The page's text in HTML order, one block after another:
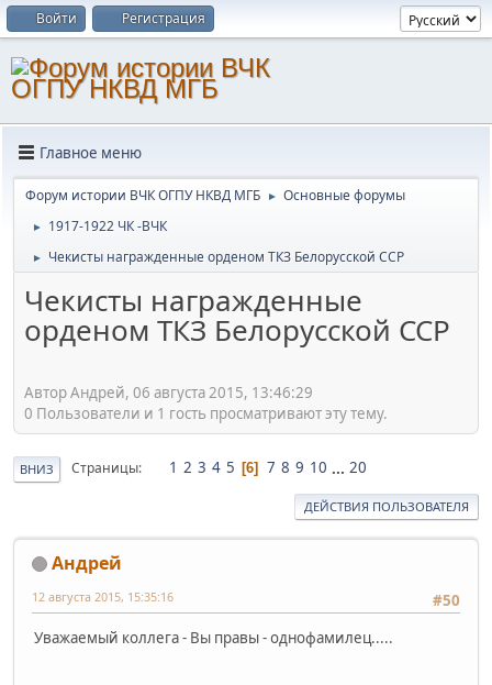
Войти Регистрация
Главное меню
Форум истории ВЧК ОГПУ НКВД МГБ ► Основные форумы
► 1917-1922 ЧК -ВЧК
► Чекисты награжденные орденом ТКЗ Белорусской ССР
Чекисты награжденные
орденом ТКЗ Белорусской ССР
Автор Андрей, 06 августа 2015, 13:46:29
0 Пользователи и 1 гость просматривают эту тему.
ВНИЗ Страницы 1 2 3 4 5 6 7 8 9 10 ... 20
ДЕЙСТВИЯ ПОЛЬЗОВАТЕЛЯ
Андрей
#50
12 августа 2015, 15:35:16
Уважаемый коллега - Вы правы - однофамилец.....